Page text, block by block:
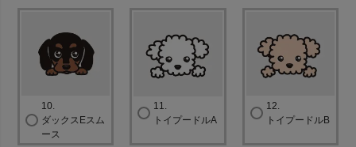
10.
ダックスEスム
ース
11.
トイプードルA
12.
トイプードルB